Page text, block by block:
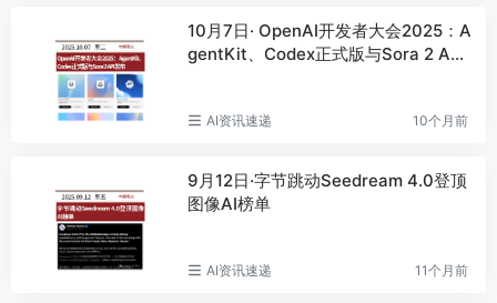
10月7日· OpenAI开发者大会2025：A
gentKit、Codex正式版与Sora 2 API
AI资讯速递 10个月前
9月12日·字节跳动Seedream 4.0登顶
图像AI榜单
AI资讯速递 11个月前